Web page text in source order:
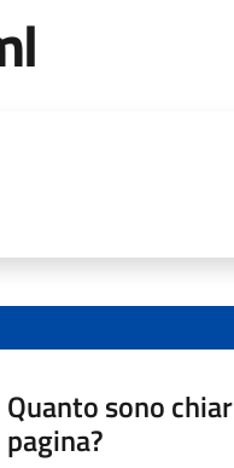
Quanto sono
pagina?